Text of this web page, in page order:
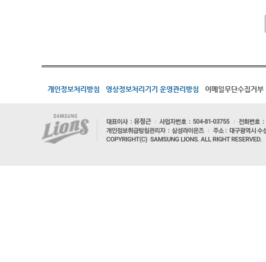
개인정보처리방침 영상정보처리기기 운영관리방침 이메일무단수집거부